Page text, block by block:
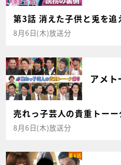
第3話 消えた子供と兎を追
8月6日(木)放送分
アメト
売れっ子芸人の貴重トー
8月6日(木)放送分